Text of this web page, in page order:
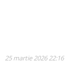
25 martie 2026 22:16